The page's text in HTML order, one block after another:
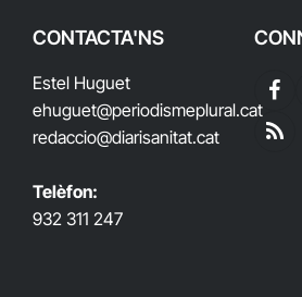
CONTACTA'NS
Estel Huguet
ehuguet@periodismeplural.cat
redaccio@diarisanitat.cat
Telèfon:
932 311 247
RSS